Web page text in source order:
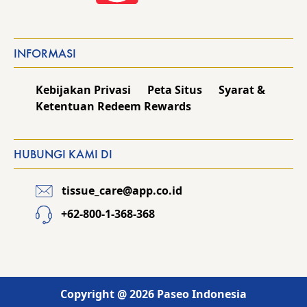
INFORMASI
Kebijakan Privasi Peta Situs
Syarat &
Ketentuan Redeem Rewards
HUBUNGI KAMI DI
tissue_care@app.co.id
+62-800-1-368-368
Copyright @ 2026 Paseo Indonesia